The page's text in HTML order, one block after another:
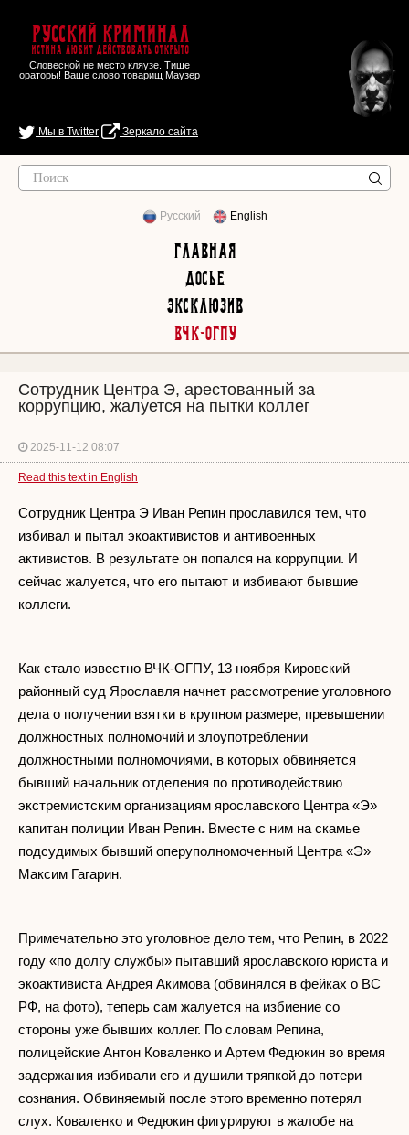
Русский Криминал
Истина любит действовать открыто
Словесной не место кляузе. Тише
ораторы! Ваше слово товарищ Маузер
Мы в Twitter Зеркало сайта
Русский English
Главная
Досье
Эксклюзив
ВЧК-ОГПУ
Сотрудник Центра Э, арестованный за
коррупцию, жалуется на пытки коллег
2025-11-12 08:07
Read this text in English
Сотрудник Центра Э Иван Репин прославился тем, что
избивал и пытал экоактивистов и антивоенных
активистов. В результате он попался на коррупции. И
сейчас жалуется, что его пытают и избивают бывшие
коллеги.
Как стало известно ВЧК-ОГПУ, 13 ноября Кировский
районный суд Ярославля начнет рассмотрение уголовного
дела о получении взятки в крупном размере, превышении
должностных полномочий и злоупотреблении
должностными полномочиями, в которых обвиняется
бывший начальник отделения по противодействию
экстремистским организациям ярославского Центра «Э»
капитан полиции Иван Репин. Вместе с ним на скамье
подсудимых бывший оперуполномоченный Центра «Э»
Максим Гагарин.
Примечательно это уголовное дело тем, что Репин, в 2022
году «по долгу службы» пытавший ярославского юриста и
экоактивиста Андрея Акимова (обвинялся в фейках о ВС
РФ, на фото), теперь сам жалуется на избиение со
стороны уже бывших коллег. По словам Репина,
полицейские Антон Коваленко и Артем Федюкин во время
задержания избивали его и душили тряпкой до потери
сознания. Обвиняемый после этого временно потерял
слух. Коваленко и Федюкин фигурируют в жалобе на